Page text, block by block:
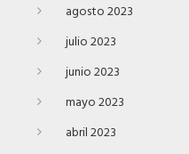
agosto 2023
julio 2023
junio 2023
mayo 2023
abril 2023